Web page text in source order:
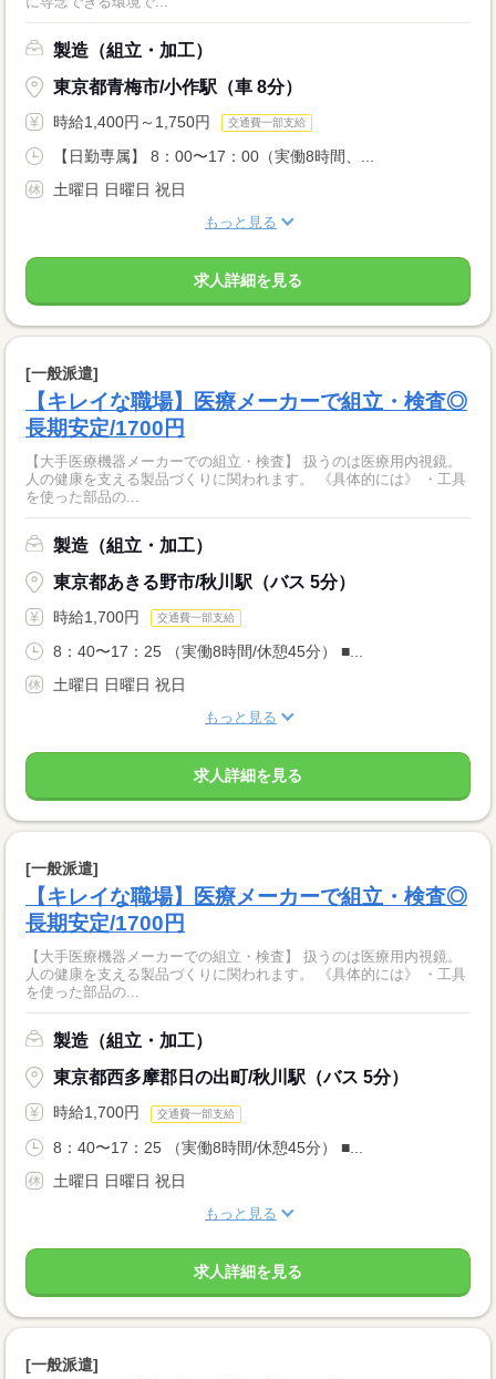
製造（組立・加工）
東京都青梅市/小作駅（車 8分）
時給1,400円～1,750円 交通費一部支給
【日勤専属】 8：00〜17：00（実働8時間、...
土曜日 日曜日 祝日
もっと見る
求人詳細を見る
[一般派遣]
【キレイな職場】医療メーカーで組立・検査◎
長期安定/1700円
【大手医療機器メーカーでの組立・検査】 扱うのは医療用内視鏡。
人の健康を支える製品づくりに関われます。 《具体的には》 ・工具
を使った部品の...
製造（組立・加工）
東京都あきる野市/秋川駅（バス 5分）
時給1,700円 交通費一部支給
8：40〜17：25 （実働8時間/休憩45分） ■...
土曜日 日曜日 祝日
もっと見る
求人詳細を見る
[一般派遣]
【キレイな職場】医療メーカーで組立・検査◎
長期安定/1700円
【大手医療機器メーカーでの組立・検査】 扱うのは医療用内視鏡。
人の健康を支える製品づくりに関われます。 《具体的には》 ・工具
を使った部品の...
製造（組立・加工）
東京都西多摩郡日の出町/秋川駅（バス 5分）
時給1,700円 交通費一部支給
8：40〜17：25 （実働8時間/休憩45分） ■...
土曜日 日曜日 祝日
もっと見る
求人詳細を見る
[一般派遣]